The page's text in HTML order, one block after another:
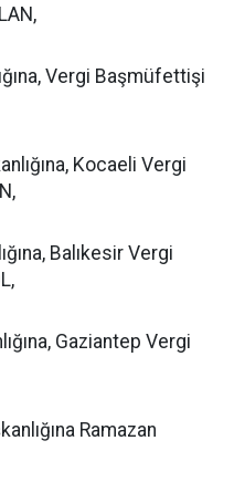
Vergi Başmüfettişi
Kocaeli Vergi
Balıkesir Vergi
Gaziantep Vergi
Ramazan